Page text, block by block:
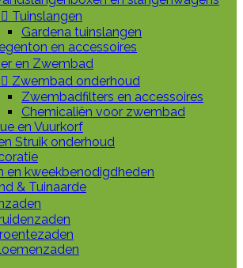
 Tuinslangen
Gardena tuinslangen
en accessoires
en Zwembad
 Zwembad onderhoud
Zwembadfilters en accessoires
Chemicaliën voor zwembad
en Vuurkorf
Struik onderhoud
en kweekbenodigdheden
& Tuinaarde